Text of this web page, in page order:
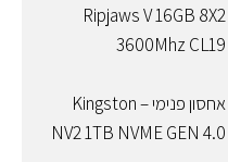
Ripjaws V 16GB 8X2
3600Mhz CL19
אחסון פנימי – Kingston
NV2 1TB NVME GEN 4.0